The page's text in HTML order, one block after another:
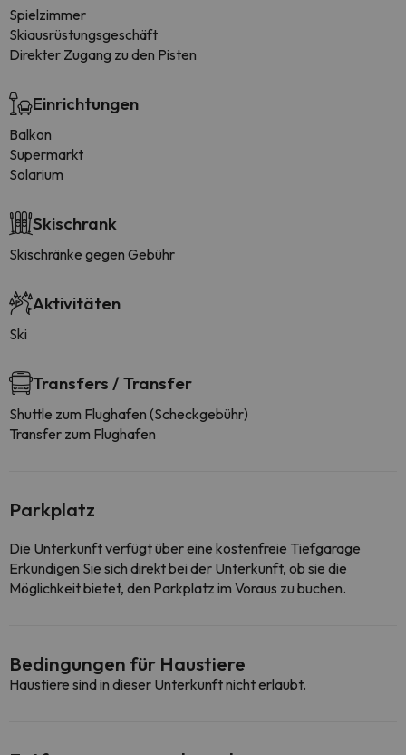
Spielzimmer
Skiausrüstungsgeschäft
Direkter Zugang zu den Pisten
Einrichtungen
Balkon
Supermarkt
Solarium
Skischrank
Skischränke gegen Gebühr
Aktivitäten
Ski
Transfers / Transfer
Shuttle zum Flughafen (Scheckgebühr)
Transfer zum Flughafen
Parkplatz
Die Unterkunft verfügt über eine kostenfreie Tiefgarage
Erkundigen Sie sich direkt bei der Unterkunft, ob sie die
Möglichkeit bietet, den Parkplatz im Voraus zu buchen.
Bedingungen für Haustiere
Haustiere sind in dieser Unterkunft nicht erlaubt.